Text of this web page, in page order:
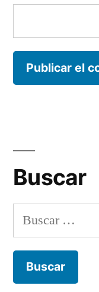
Buscar
Buscar: